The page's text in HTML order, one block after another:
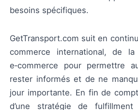
besoins spécifiques.
GetTransport.com suit en
commerce international, de
e‑commerce pour permettre
rester informés et de ne
jour importante. En fin de
d’une stratégie de